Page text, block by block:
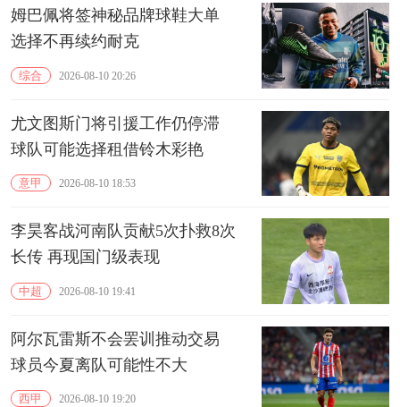
姆巴佩将签神秘品牌球鞋大单
选择不再续约耐克
综合 2026-08-10 20:26
尤文图斯门将引援工作仍停滞
球队可能选择租借铃木彩艳
意甲 2026-08-10 18:53
李昊客战河南队贡献5次扑救8次
长传 再现国门级表现
中超 2026-08-10 19:41
阿尔瓦雷斯不会罢训推动交易
球员今夏离队可能性不大
西甲 2026-08-10 19:20